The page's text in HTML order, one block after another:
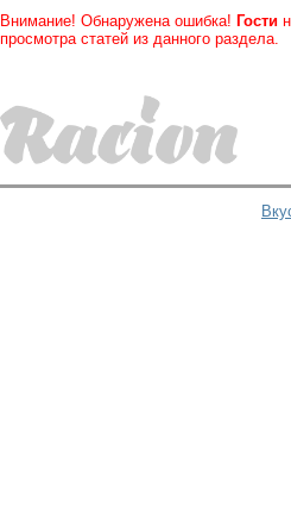
Внимание! Обнаружена ошибка! Гости
просмотра статей из данного раздела.